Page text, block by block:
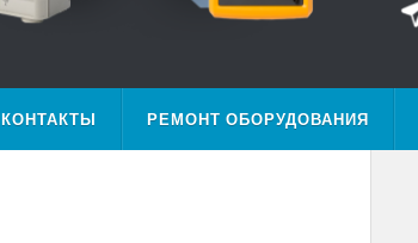
КОНТАКТЫ РЕМОНТ ОБОРУДОВАНИЯ